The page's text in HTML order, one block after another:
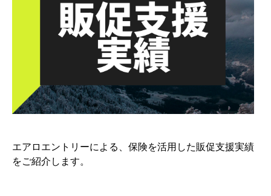
エアロエントリーによる、保険を活用した販促支援実績
をご紹介します。